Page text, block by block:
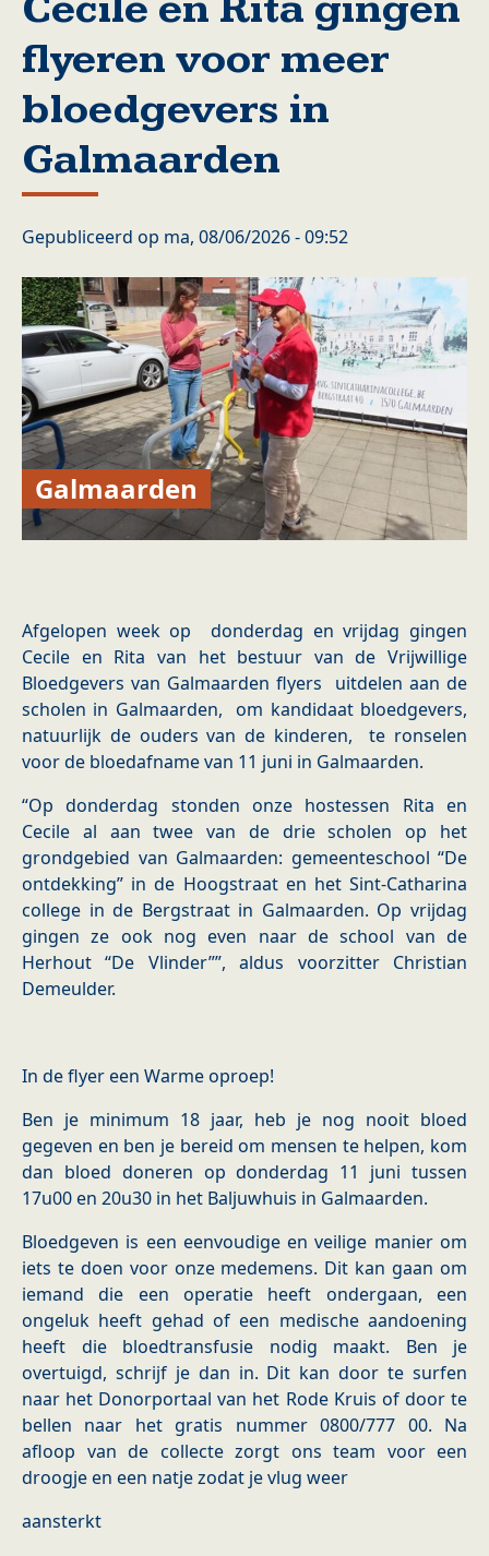
flyeren voor meer
bloedgevers in
Galmaarden
Gepubliceerd op ma, 08/06/2026 - 09:52
Galmaarden
Afgelopen week op donderdag en vrijdag gingen
Cecile en Rita van het bestuur van de Vrijwillige
Bloedgevers van Galmaarden flyers uitdelen aan de
scholen in Galmaarden, om kandidaat bloedgevers,
natuurlijk de ouders van de kinderen, te ronselen
voor de bloedafname van 11 juni in Galmaarden.
“Op donderdag stonden onze hostessen Rita en
Cecile al aan twee van de drie scholen op het
grondgebied van Galmaarden: gemeenteschool “De
ontdekking” in de Hoogstraat en het Sint-Catharina
college in de Bergstraat in Galmaarden. Op vrijdag
gingen ze ook nog even naar de school van de
Herhout “De Vlinder””, aldus voorzitter Christian
Demeulder.
In de flyer een Warme oproep!
Ben je minimum 18 jaar, heb je nog nooit bloed
gegeven en ben je bereid om mensen te helpen, kom
dan bloed doneren op donderdag 11 juni tussen
17u00 en 20u30 in het Baljuwhuis in Galmaarden.
Bloedgeven is een eenvoudige en veilige manier om
iets te doen voor onze medemens. Dit kan gaan om
iemand die een operatie heeft ondergaan, een
ongeluk heeft gehad of een medische aandoening
heeft die bloedtransfusie nodig maakt. Ben je
overtuigd, schrijf je dan in. Dit kan door te surfen
naar het Donorportaal van het Rode Kruis of door te
bellen naar het gratis nummer 0800/777 00. Na
afloop van de collecte zorgt ons team voor een
droogje en een natje zodat je vlug weer
aansterkt